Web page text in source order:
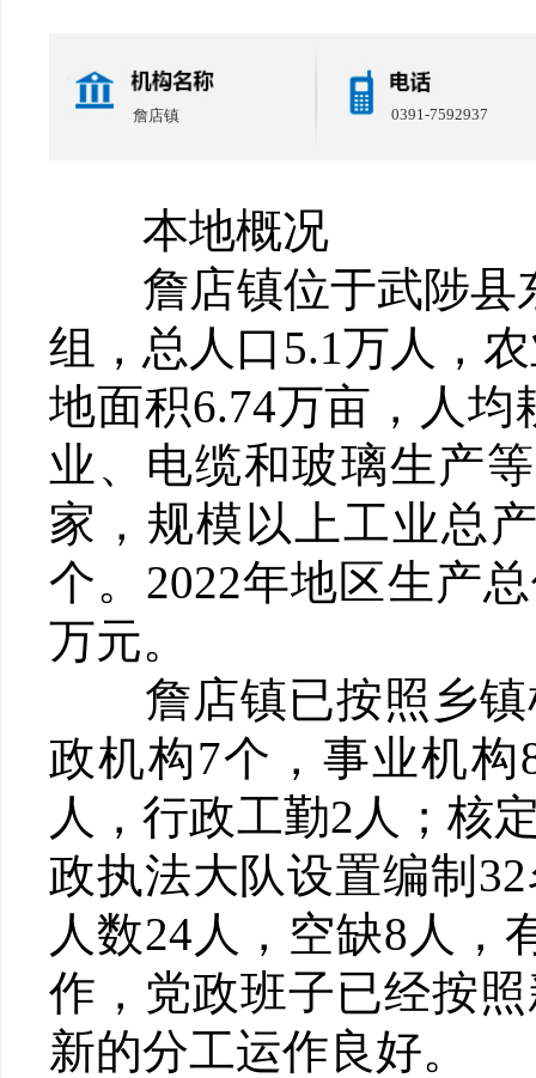
詹店镇 0391-7592937
本地概况
詹店镇位于武陟县东
组，总人口5.1万人，
地面积6.74万亩，人
业、电缆和玻璃生产
家，规模以上工业总
个。2022年地区生产
万元。
詹店镇已按照乡镇
政机构7个，事业机
人，行政工勤2人；核
政执法大队设置编制
人数24人，空缺8人，
作，党政班子已经按
新的分工运作良好。